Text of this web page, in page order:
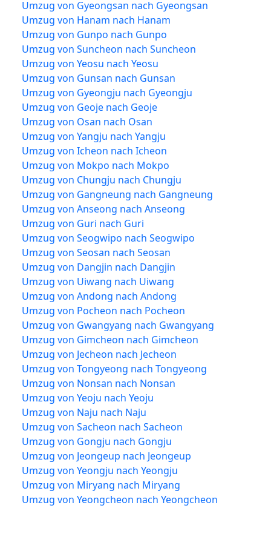
Umzug von Gyeongsan nach Gyeongsan
Umzug von Hanam nach Hanam
Umzug von Gunpo nach Gunpo
Umzug von Suncheon nach Suncheon
Umzug von Yeosu nach Yeosu
Umzug von Gunsan nach Gunsan
Umzug von Gyeongju nach Gyeongju
Umzug von Geoje nach Geoje
Umzug von Osan nach Osan
Umzug von Yangju nach Yangju
Umzug von Icheon nach Icheon
Umzug von Mokpo nach Mokpo
Umzug von Chungju nach Chungju
Umzug von Gangneung nach Gangneung
Umzug von Anseong nach Anseong
Umzug von Guri nach Guri
Umzug von Seogwipo nach Seogwipo
Umzug von Seosan nach Seosan
Umzug von Dangjin nach Dangjin
Umzug von Uiwang nach Uiwang
Umzug von Andong nach Andong
Umzug von Pocheon nach Pocheon
Umzug von Gwangyang nach Gwangyang
Umzug von Gimcheon nach Gimcheon
Umzug von Jecheon nach Jecheon
Umzug von Tongyeong nach Tongyeong
Umzug von Nonsan nach Nonsan
Umzug von Yeoju nach Yeoju
Umzug von Naju nach Naju
Umzug von Sacheon nach Sacheon
Umzug von Gongju nach Gongju
Umzug von Jeongeup nach Jeongeup
Umzug von Yeongju nach Yeongju
Umzug von Miryang nach Miryang
Umzug von Yeongcheon nach Yeongcheon